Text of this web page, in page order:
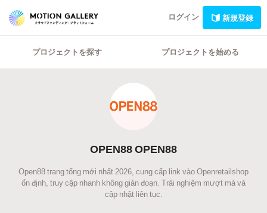
ログイン 新規登録
プロジェクトを探す プロジェクトを始める
OPEN88 OPEN88
Open88 trang tổng mới nhất 2026, cung cấp link vào Openretailshop
ổn định, truy cập nhanh không gián đoạn. Trải nghiệm mượt mà và
cập nhật liên tục.